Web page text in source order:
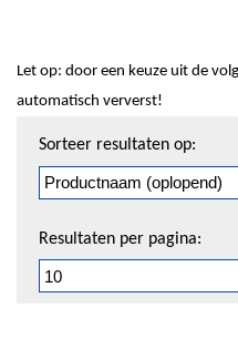
Let op: door een keuze uit de
automatisch ververst!
pagineren
Sorteer resultaten op:
Resultaten per pagina: